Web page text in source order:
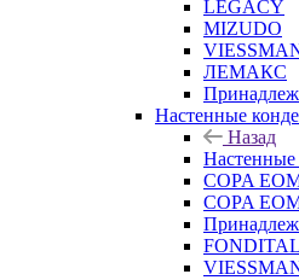
LEGACY
MIZUDO
ЛЕМАКС
Настенные
Назад
COPA
COPA